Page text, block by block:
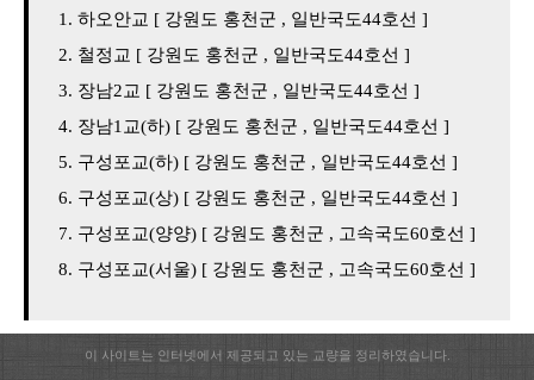
하오안교 [ 강원도 홍천군 , 일반국도44호선 ]
철정교 [ 강원도 홍천군 , 일반국도44호선 ]
장남2교 [ 강원도 홍천군 , 일반국도44호선 ]
장남1교(하) [ 강원도 홍천군 , 일반국도44호선 ]
구성포교(하) [ 강원도 홍천군 , 일반국도44호선 ]
구성포교(상) [ 강원도 홍천군 , 일반국도44호선 ]
구성포교(양양) [ 강원도 홍천군 , 고속국도60호선 ]
구성포교(서울) [ 강원도 홍천군 , 고속국도60호선 ]
이 사이트는 인터넷에서 제공되고 있는 교량을 정리하였습니다.